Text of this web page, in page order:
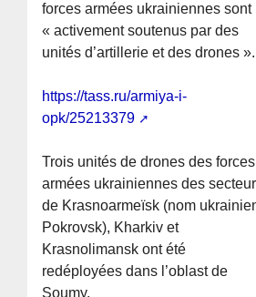
forces armées ukrainiennes sont
« activement soutenus par des
unités d’artillerie et des drones ».
https://tass.ru/armiya-i-
opk/25213379
Trois unités de drones des forces
armées ukrainiennes des
de Krasnoarmeïsk (nom
Pokrovsk), Kharkiv et
Krasnolimansk ont été
redéployées dans l’oblast de
Soumy.